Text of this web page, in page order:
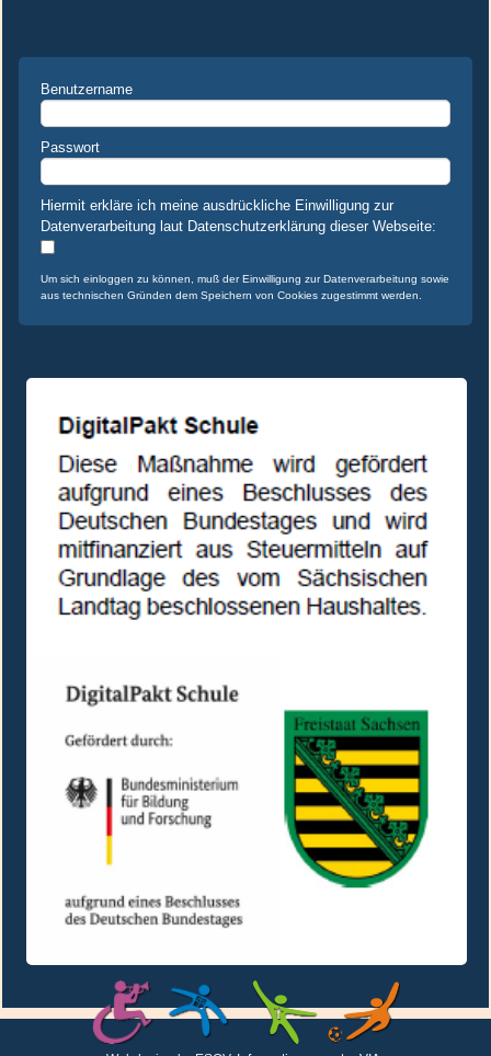
Benutzername
Passwort
Hiermit erkläre ich meine ausdrückliche Einwilligung zur
Datenverarbeitung laut Datenschutzerklärung dieser Webseite:
Um sich einloggen zu können, muß der Einwilligung zur Datenverarbeitung sowie
aus technischen Gründen dem Speichern von Cookies zugestimmt werden.